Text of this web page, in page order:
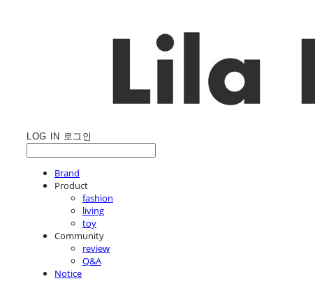
LOG IN 로그인
Brand
Product
fashion
living
toy
Community
review
Q&A
Notice